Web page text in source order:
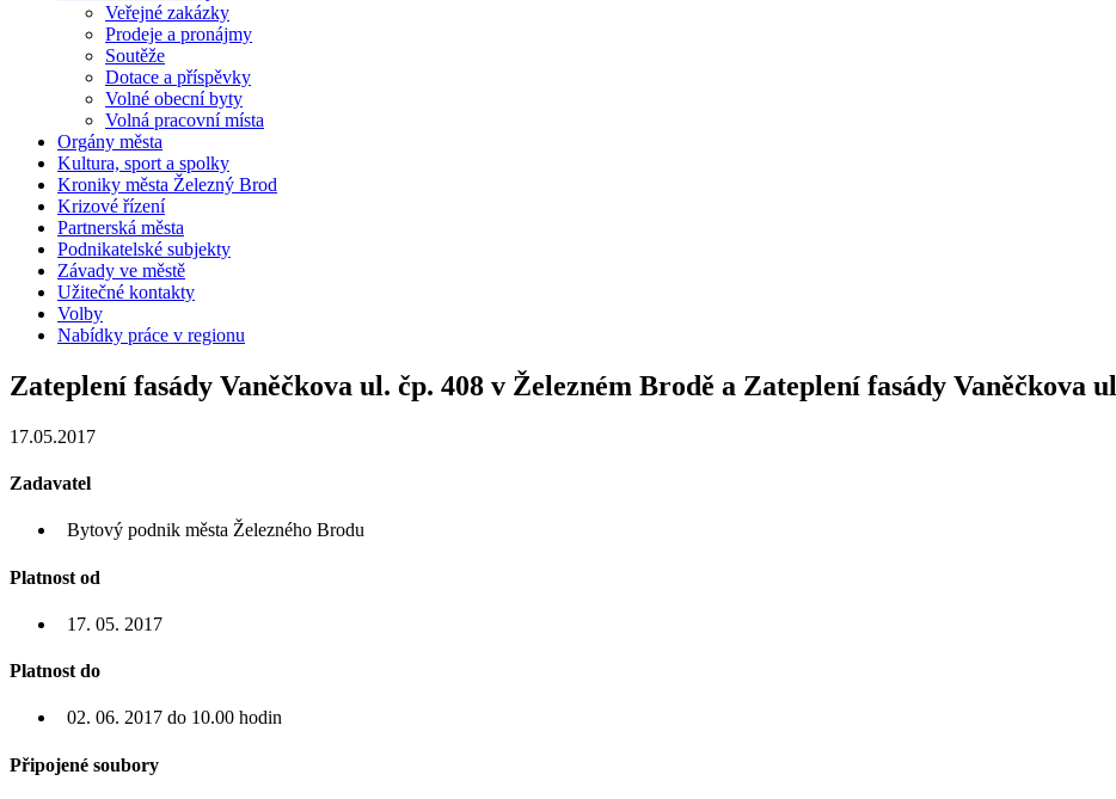
Veřejné zakázky
Prodeje a pronájmy
Soutěže
Dotace a příspěvky
Volné obecní byty
Volná pracovní místa
Orgány města
Kultura, sport a spolky
Kroniky města Železný Brod
Krizové řízení
Partnerská města
Podnikatelské subjekty
Závady ve městě
Užitečné kontakty
Volby
Nabídky práce v regionu
Zateplení fasády Vaněčkova ul. čp. 408 v Železném Brodě a Zateplení fasády Vaněčkova
17.05.2017
Zadavatel
Bytový podnik města Železného Brodu
Platnost od
17. 05. 2017
Platnost do
02. 06. 2017 do 10.00 hodin
Připojené soubory